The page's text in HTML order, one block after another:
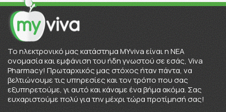
To ηλεκτρονικό μας κατάστημα MYviva είναι η ΝΕΑ
ονομασία και εμφάνιση του ήδη γνωστού σε εσάς, Viva
Pharmacy! Πρωταρχικός μας στόχος ήταν πάντα, να
βελτιώνουμε τις υπηρεσίες και τον τρόπο που σας
εξυπηρετούμε, γι αυτό και κάναμε ένα βήμα ακόμα. Σας
ευχαριστούμε πολύ για την μέχρι τώρα προτίμησή σας!